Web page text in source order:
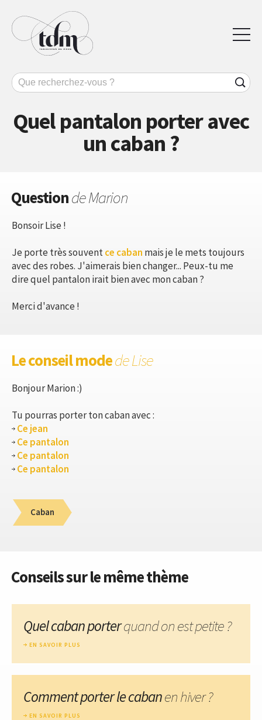
Quel pantalon porter avec
un caban ?
Questionde Marion
Bonsoir Lise !
Je porte très souventce caban mais je le mets toujours
avec des robes. J'aimerais bien changer... Peux-tu me
dire quel pantalon irait bien avec mon caban ?
Merci d'avance !
Le conseil modede Lise
Bonjour Marion :)
Tu pourras porter ton caban avec :
Ce jean
Ce pantalon
Ce pantalon
Ce pantalon
Caban
Conseils sur le même thème
Quel caban porterquand on est petite ?
EN SAVOIR PLUS
Comment porter le cabanen hiver ?
EN SAVOIR PLUS